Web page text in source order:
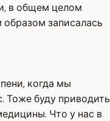
в общем целом
записалась
когда мы
буду приводить
Что у нас в